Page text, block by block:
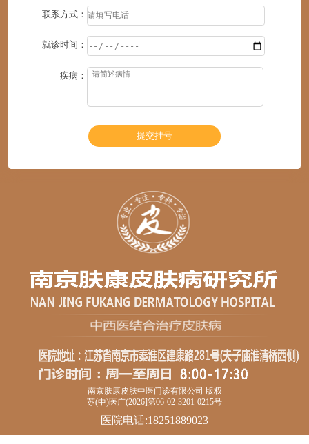
联系方式：
就诊时间：
疾病：
南京肤康皮肤中医门诊有限公司 版权
苏(中)医广(2026]第06-02-3201-0215号
医院电话:18251889023